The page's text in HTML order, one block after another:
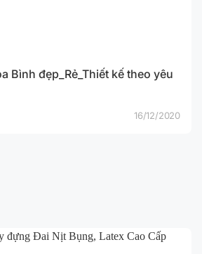
Bình đẹp_Rẻ_Thiết kế theo yêu
16/12/2020